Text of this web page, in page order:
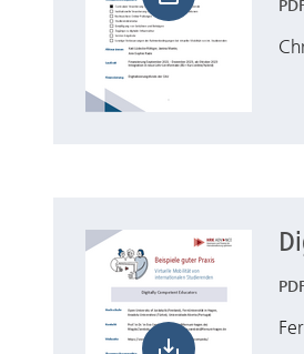
Herunterladen Digitally